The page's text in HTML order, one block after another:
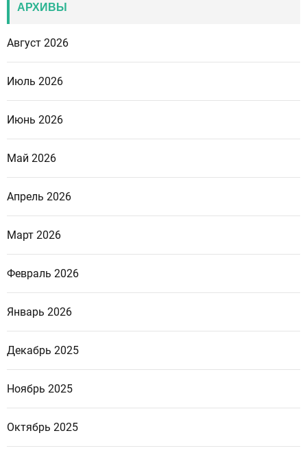
АРХИВЫ
Август 2026
Июль 2026
Июнь 2026
Май 2026
Апрель 2026
Март 2026
Февраль 2026
Январь 2026
Декабрь 2025
Ноябрь 2025
Октябрь 2025